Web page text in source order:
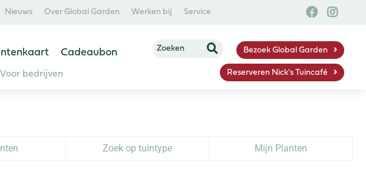
Nieuws Over Global Garden Werken bij Service
Cadeaubon
Voor bedrijven
Bezoek Global Garden
Reserveren Nick's Tuincafé
Zoek op tuintype Mijn Planten